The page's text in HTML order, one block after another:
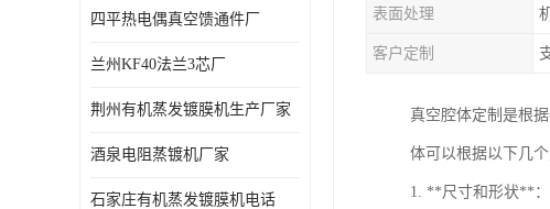
四平热电偶真空馈通件厂
兰州KF40法兰3芯厂
荆州有机蒸发镀膜机生产厂家
酒泉电阻蒸镀机厂家
石家庄有机蒸发镀膜机电话
表面处理
客户定制
真空腔体定制是根
体可以根据以下几个
1. **尺寸和形状**：